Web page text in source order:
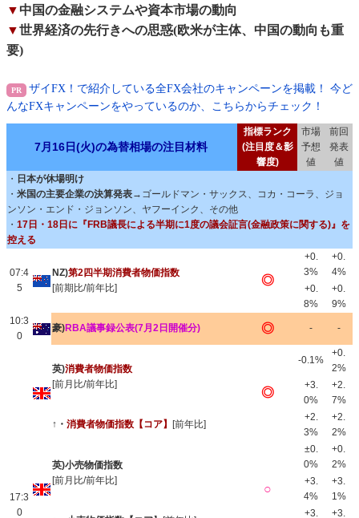
▼ 中国の金融システムや資本市場の動向
▼世界経済の先行きへの思惑(欧米が主体、中国の動向も重
要)
ザイFX！で紹介している全FX会社のキャンペーンを掲載！ 今ど
んなFXキャンペーンをやっているのか、こちらからチェック！
7月16日(火)の為替相場の注目材料
指標ランク
(注目度＆影
響度)
市場
予想
値
前回
発表
値
・ 日本が休場明け
・ 米国の主要企業の決算発表→ゴールドマン・サックス、コカ・コーラ、ジョ
ンソン・エンド・ジョンソン、ヤフーインク、その他
・ 17日・18日に『FRB議長による半期に1度の議会証言(金融政策に関する)』を
控える
07:4
5
NZ)第2四半期消費者物価指数
[前期比/前年比]
◎
+0.
3%
+0.
4%
+0.
8%
+0.
9%
10:3
0
豪)RBA議事録公表(7月2日開催分) ◎ - -
17:3
0
英)消費者物価指数
[前月比/前年比]
◎
-0.1%
+0.
2%
+3.
0%
+2.
7%
↑・ 消費者物価指数【コア】 [前年比]
+2.
3%
+2.
2%
英)小売物価指数
[前月比/前年比]
○
±0.
0%
+0.
2%
+3.
4%
+3.
1%
+3.
+3.